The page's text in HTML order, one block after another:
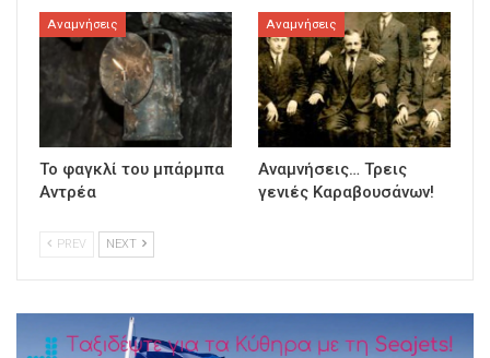
Αναμνήσεις
Το φαγκλί του μπάρμπα
Αντρέα
Αναμνήσεις
Αναμνήσεις… Τρεις
γενιές Καραβουσάνων!
PREV NEXT